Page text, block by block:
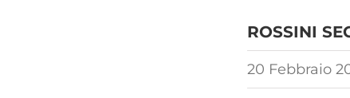
ROSSINI
20 Febbraio